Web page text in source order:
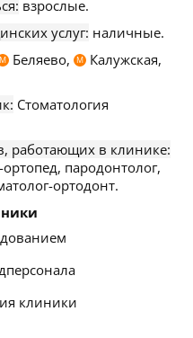
взрослые.
услуг: наличные.
М Беляево, М Калужская,
Стоматология
работающих в клинике:
пародонтолог,
ортодонт.
клиники